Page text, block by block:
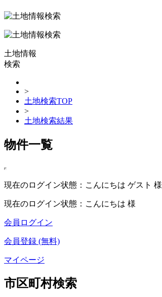
土地情報
検索
>
土地検索TOP
>
土地検索結果
物件一覧
現在のログイン状態：こんにちは ゲスト 様
現在のログイン状態：こんにちは 様
会員ログイン
会員登録 (無料)
マイページ
市区町村検索